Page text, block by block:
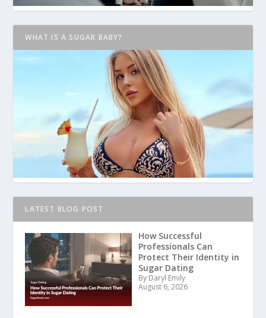
WHAT IS A SUGAR BABY?
LATEST BLOG POST
How Successful
Professionals Can
Protect Their Identity in
Sugar Dating
By Daryl Emily
August 6, 2026